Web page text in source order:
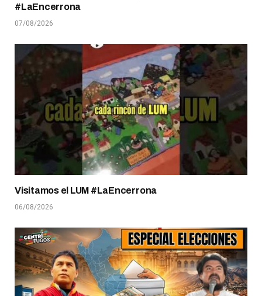
#LaEncerrona
07/08/2026
Visitamos el LUM #LaEncerrona
06/08/2026